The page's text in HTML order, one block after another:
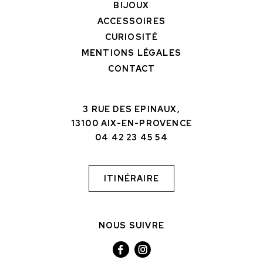
BIJOUX
ACCESSOIRES
CURIOSITÉ
MENTIONS LÉGALES
CONTACT
3 RUE DES EPINAUX,
13100 AIX-EN-PROVENCE
04 42 23 45 54
ITINÉRAIRE
NOUS SUIVRE